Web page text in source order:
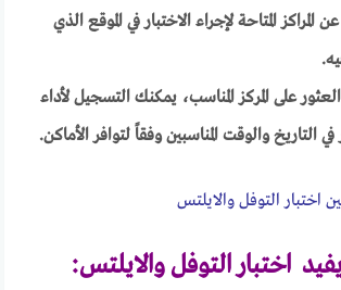
المراكز المتاحة لإجراء الاختبار في الموقع الذي
على المركز المناسب، يمكنك التسجيل لأداء
في التاريخ والوقت المناسبين وفقاً لتوافر الأماكن.
اختبار التوفل والايلتس
اختبار التوفل والايلتس: